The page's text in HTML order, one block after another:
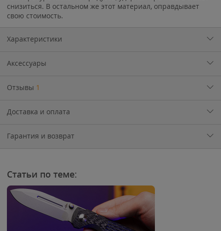
снизиться. В остальном же этот материал, оправдывает
свою стоимость.
Характеристики
Аксессуары
Отзывы 1
Доставка и оплата
Гарантия и возврат
Статьи по теме: